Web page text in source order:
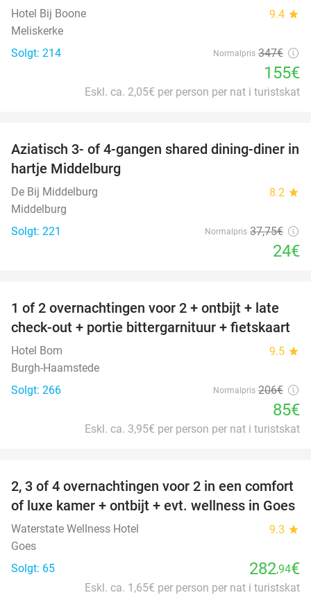
Hotel Bij Boone 9.4 star
Meliskerke
Solgt: 214
Normalpris 347€
155€
Eskl. ca. 2,05€ per person per nat i turistskat
36%
Aziatisch 3- of 4-gangen shared dining-diner in
hartje Middelburg
De Bij Middelburg 8.2 star
Middelburg
Solgt: 221
Normalpris 37,75€
24€
59%
1 of 2 overnachtingen voor 2 + ontbijt + late
check-out + portie bittergarnituur + fietskaart
Hotel Bom 9.5 star
Burgh-Haamstede
Solgt: 266
Normalpris 206€
85€
Eskl. ca. 3,95€ per person per nat i turistskat
2, 3 of 4 overnachtingen voor 2 in een comfort
of luxe kamer + ontbijt + evt. wellness in Goes
Waterstate Wellness Hotel 9.3 star
Goes
Solgt: 65
282,94€
Eskl. ca. 1,65€ per person per nat i turistskat